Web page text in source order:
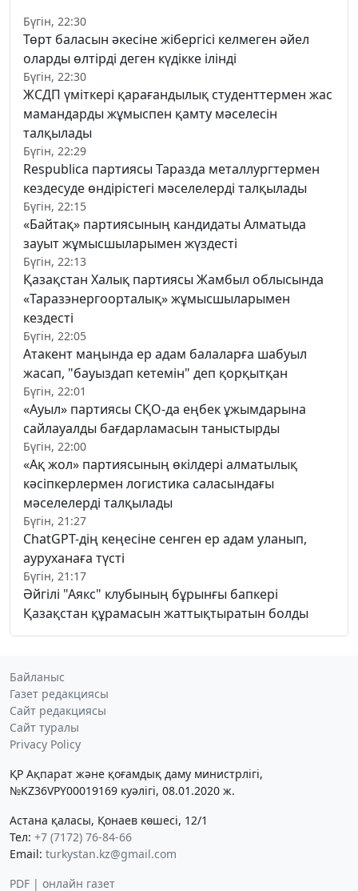
Бүгін, 22:30
Төрт баласын әкесіне жібергісі келмеген әйел
оларды өлтірді деген күдікке ілінді
Бүгін, 22:30
ЖСДП үміткері қарағандылық студенттермен жас
мамандарды жұмыспен қамту мәселесін
талқылады
Бүгін, 22:29
Respublica партиясы Таразда металлургтермен
кездесуде өндірістегі мәселелерді талқылады
Бүгін, 22:15
«Байтақ» партиясының кандидаты Алматыда
зауыт жұмысшыларымен жүздесті
Бүгін, 22:13
Қазақстан Халық партиясы Жамбыл облысында
«Таразэнергоорталық» жұмысшыларымен
кездесті
Бүгін, 22:05
Атакент маңында ер адам балаларға шабуыл
жасап, "бауыздап кетемін" деп қорқытқан
Бүгін, 22:01
«Ауыл» партиясы СҚО-да еңбек ұжымдарына
сайлауалды бағдарламасын таныстырды
Бүгін, 22:00
«Ақ жол» партиясының өкілдері алматылық
кәсіпкерлермен логистика саласындағы
мәселелерді талқылады
Бүгін, 21:27
ChatGPT-дің кеңесіне сенген ер адам уланып,
ауруханаға түсті
Бүгін, 21:17
Әйгілі "Аякс" клубының бұрынғы бапкері
Қазақстан құрамасын жаттықтыратын болды
Байланыс
Газет редакциясы
Сайт редакциясы
Сайт туралы
Privacy Policy
ҚР Ақпарат және қоғамдық даму министрлігі,
№KZ36VPY00019169 куәлігі, 08.01.2020 ж.
Астана қаласы, Қонаев көшесі, 12/1
Тел: +7 (7172) 76-84-66
Email: turkystan.kz@gmail.com
PDF | онлайн газет